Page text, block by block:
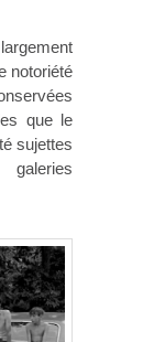
notoriété
que le
sujettes